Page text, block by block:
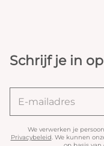
Schrijf je in
We verwerken je
Privacybeleid. We kunnen